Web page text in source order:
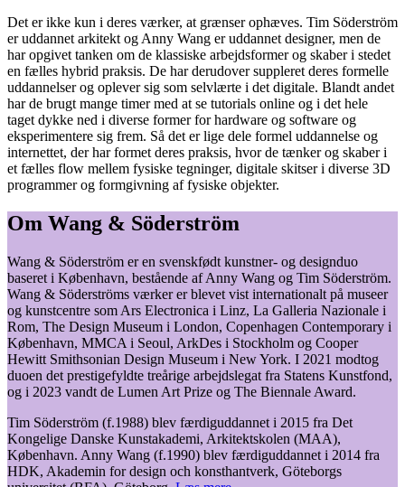
Det er ikke kun i deres værker, at grænser ophæves. Tim Söderström
er uddannet arkitekt og Anny Wang er uddannet designer, men de
har opgivet tanken om de klassiske arbejdsformer og skaber i stedet
en fælles hybrid praksis. De har derudover suppleret deres formelle
uddannelser og oplever sig som selvlærte i det digitale. Blandt andet
har de brugt mange timer med at se tutorials online og i det hele
taget dykke ned i diverse former for hardware og software og
eksperimentere sig frem. Så det er lige dele formel uddannelse og
internettet, der har formet deres praksis, hvor de tænker og skaber i
et fælles flow mellem fysiske tegninger, digitale skitser i diverse 3D
programmer og formgivning af fysiske objekter.
Om Wang & Söderström
Wang & Söderström er en svenskfødt kunstner- og designduo
baseret i København, bestående af Anny Wang og Tim Söderström.
Wang & Söderströms værker er blevet vist internationalt på museer
og kunstcentre som Ars Electronica i Linz, La Galleria Nazionale i
Rom, The Design Museum i London, Copenhagen Contemporary i
København, MMCA i Seoul, ArkDes i Stockholm og Cooper
Hewitt Smithsonian Design Museum i New York. I 2021 modtog
duoen det prestigefyldte treårige arbejdslegat fra Statens Kunstfond,
og i 2023 vandt de Lumen Art Prize og The Biennale Award.
Tim Söderström (f.1988) blev færdiguddannet i 2015 fra Det
Kongelige Danske Kunstakademi, Arkitektskolen (MAA),
København. Anny Wang (f.1990) blev færdiguddannet i 2014 fra
HDK, Akademin for design och konsthantverk, Göteborgs